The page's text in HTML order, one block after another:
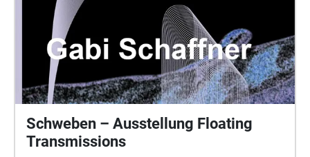
Schweben – Ausstellung Floating
Transmissions